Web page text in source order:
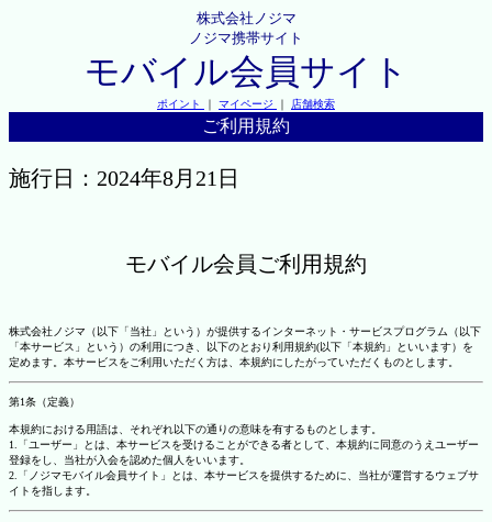
株式会社ノジマ
ノジマ携帯サイト
モバイル会員サイト
ポイント ｜ マイページ ｜ 店舗検索
ご利用規約
施行日：2024年8月21日
モバイル会員ご利用規約
株式会社ノジマ（以下「当社」という）が提供するインターネット・サービスプログラム（以下
「本サービス」という）の利用につき、以下のとおり利用規約(以下「本規約」といいます）を
定めます。本サービスをご利用いただく方は、本規約にしたがっていただくものとします。
第1条（定義）
本規約における用語は、それぞれ以下の通りの意味を有するものとします。
1.「ユーザー」とは、本サービスを受けることができる者として、本規約に同意のうえユーザー
登録をし、当社が入会を認めた個人をいいます。
2.「ノジマモバイル会員サイト」とは、本サービスを提供するために、当社が運営するウェブサ
イトを指します。